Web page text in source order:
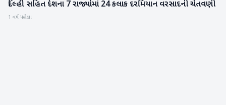
હવામાન
દિલ્હી સહિત દેશના 7 રાજ્યોમાં 24 કલાક દરમિયાન વરસાદની ચેતવણી
1 વર્ષ પહેલા